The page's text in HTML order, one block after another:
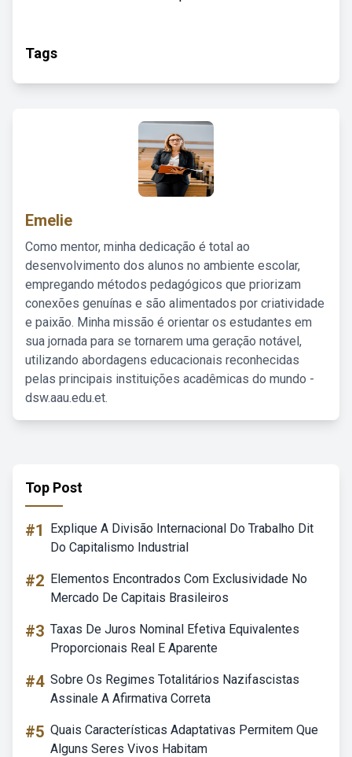
Tags
Emelie
Como mentor, minha dedicação é total ao
desenvolvimento dos alunos no ambiente escolar,
empregando métodos pedagógicos que priorizam
conexões genuínas e são alimentados por criatividade
e paixão. Minha missão é orientar os estudantes em
sua jornada para se tornarem uma geração notável,
utilizando abordagens educacionais reconhecidas
pelas principais instituições acadêmicas do mundo -
dsw.aau.edu.et.
Top Post
#1
Explique A Divisão Internacional Do Trabalho Dit
Do Capitalismo Industrial
#2 Elementos Encontrados Com Exclusividade No
Mercado De Capitais Brasileiros
#3 Taxas De Juros Nominal Efetiva Equivalentes
Proporcionais Real E Aparente
#4 Sobre Os Regimes Totalitários Nazifascistas
Assinale A Afirmativa Correta
#5 Quais Características Adaptativas Permitem Que
Alguns Seres Vivos Habitam